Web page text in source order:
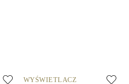
WYŚWIETLACZ